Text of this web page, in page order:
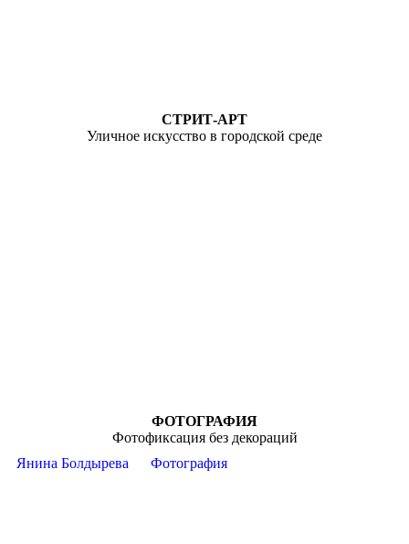
СТРИТ-АРТ
Уличное искусство в городской среде
ФОТОГРАФИЯ
Фотофиксация без декораций
Янина Болдырева
Фотография